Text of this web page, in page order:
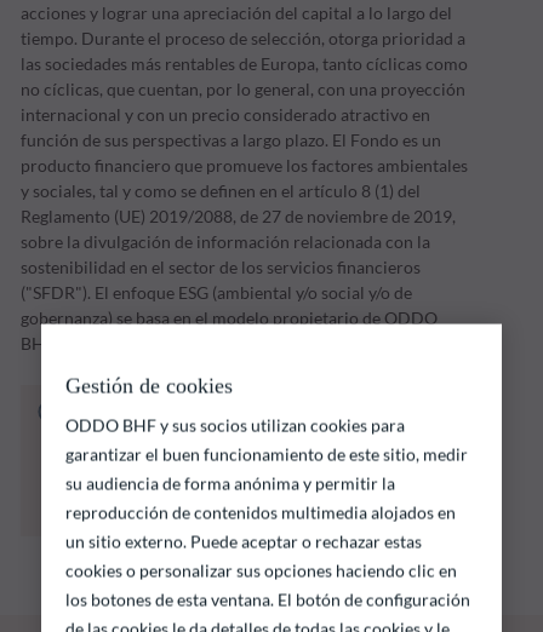
acciones y lograr una apreciación del capital a lo largo del
tiempo. Durante el proceso de selección, otorga prioridad a
las sociedades más rentables de Europa, tanto cíclicas como
no cíclicas, que cuentan, por lo general, con una proyección
internacional y con un precio considerado atractivo en
función de sus perspectivas a largo plazo. El Fondo es un
producto financiero que promueve los factores ambientales
y sociales, tal y como se definen en el artículo 8 (1) del
Reglamento (UE) 2019/2088, de 27 de noviembre de 2019,
sobre la divulgación de información relacionada con la
sostenibilidad en el sector de los servicios financieros
("SFDR"). El enfoque ESG (ambiental y/o social y/o de
gobernanza) se basa en el modelo propietario de ODDO
BHF AM.
un riesgo de pérdida de capital.
Las rentabilidades pasadas no garantizan
resultados futuros y no son constantes en el
tiempo
Gestión de cookies
ODDO BHF y sus socios utilizan cookies para
garantizar el buen funcionamiento de este sitio, medir
su audiencia de forma anónima y permitir la
reproducción de contenidos multimedia alojados en
un sitio externo. Puede aceptar o rechazar estas
cookies o personalizar sus opciones haciendo clic en
los botones de esta ventana. El botón de configuración